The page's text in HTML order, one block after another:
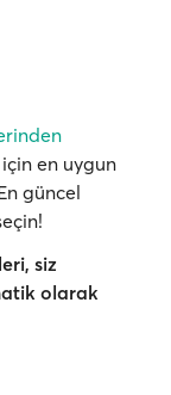
en uygun
güncel
siz
olarak